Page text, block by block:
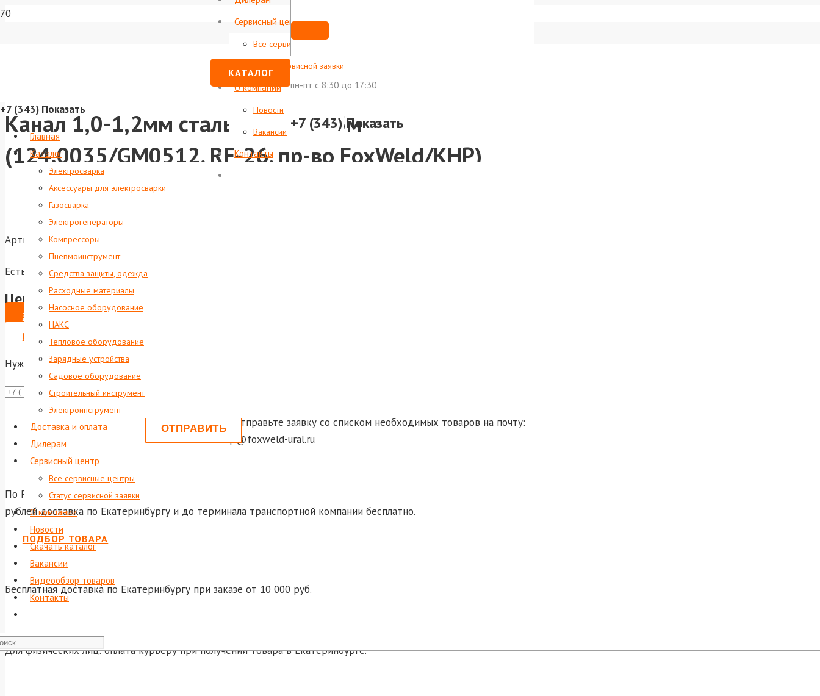
Сервисный центр
Все сервисные центры
Статус сервисной заявки
О компании
Новости
Вакансии
Контакты
КАТАЛОГ
пн-пт c 8:30 до 17:30
+7 (343)Показать
+7 (343) Показать
Главная
Каталог
Электросварка
Аксессуары для электросварки
Газосварка
Электрогенераторы
Компрессоры
Пневмоинструмент
Средства защиты, одежда
Расходные материалы
Насосное оборудование
НАКС
Тепловое оборудование
Зарядные устройства
Садовое оборудование
Строительный инструмент
Электроинструмент
Доставка и оплата
Дилерам
Сервисный центр
Все сервисные центры
Статус сервисной заявки
О компании
Новости
Скачать каталог
Вакансии
Видеообзор товаров
Контакты
Канал 1,0-1,2мм сталь красный, 5м
(124.0035/GM0512, RF-26, пр-во FoxWeld/КНР)
Артикул: foxweld-2828
Есть в наличии
Цена по запросу
ЗАКАЗАТЬ
ВЫПИСАТЬ СЧЕТ НА ЮР. ЛИЦО
Нужна консультация?
Или отправьте заявку со списком необходимых товаров на почту:
shop@foxweld-ural.ru
По России и ближнему зарубежью осуществляется доставка транспортной компанией. При заказе от 10000
рублей доставка по Екатеринбургу и до терминала транспортной компании бесплатно.
ПОДБОР ТОВАРА
Бесплатная доставка по Екатеринбургу при заказе от 10 000 руб.
Для физических лиц: оплата курьеру при получении товара в Екатеринбурге.